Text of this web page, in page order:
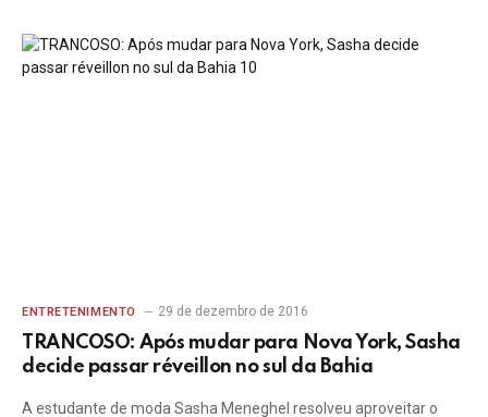
ENTRETENIMENTO 29 de dezembro de 2016
TRANCOSO: Após mudar para Nova York, Sasha
decide passar réveillon no sul da Bahia
A estudante de moda Sasha Meneghel resolveu aproveitar o